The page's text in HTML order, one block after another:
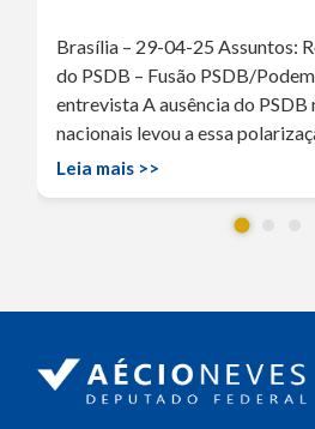
Brasília – 29-04-25 Assuntos:
do PSDB – Fusão PSDB/
entrevista A ausência do PSDB
nacionais levou a essa
Leia mais >>